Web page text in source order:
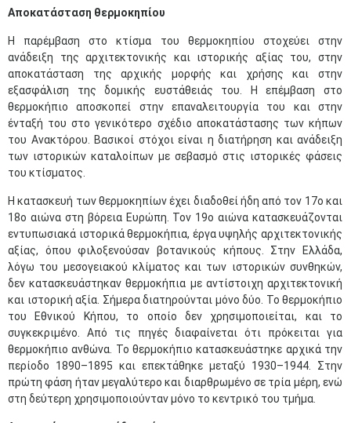
Αποκατάσταση θερμοκηπίου
Η παρέμβαση στο κτίσμα του θερμοκηπίου στοχεύει στην
ανάδειξη της αρχιτεκτονικής και ιστορικής αξίας του, στην
αποκατάσταση της αρχικής μορφής και χρήσης και στην
εξασφάλιση της δομικής ευστάθειάς του. Η επέμβαση στο
θερμοκήπιο αποσκοπεί στην επαναλειτουργία του και στην
ένταξή του στο γενικότερο σχέδιο αποκατάστασης των κήπων
του Ανακτόρου. Βασικοί στόχοι είναι η διατήρηση και ανάδειξη
των ιστορικών καταλοίπων με σεβασμό στις ιστορικές φάσεις
του κτίσματος.
Η κατασκευή των θερμοκηπίων έχει διαδοθεί ήδη από τον 17ο και
18ο αιώνα στη βόρεια Ευρώπη. Τον 19ο αιώνα κατασκευάζονται
εντυπωσιακά ιστορικά θερμοκήπια, έργα υψηλής αρχιτεκτονικής
αξίας, όπου φιλοξενούσαν βοτανικούς κήπους. Στην Ελλάδα,
λόγω του μεσογειακού κλίματος και των ιστορικών συνθηκών,
δεν κατασκευάστηκαν θερμοκήπια με αντίστοιχη αρχιτεκτονική
και ιστορική αξία. Σήμερα διατηρούνται μόνο δύο. Το θερμοκήπιο
του Εθνικού Κήπου, το οποίο δεν χρησιμοποιείται, και το
συγκεκριμένο. Από τις πηγές διαφαίνεται ότι πρόκειται για
θερμοκήπιο ανθώνα. Το θερμοκήπιο κατασκευάστηκε αρχικά την
περίοδο 1890–1895 και επεκτάθηκε μεταξύ 1930–1944. Στην
πρώτη φάση ήταν μεγαλύτερο και διαρθρωμένο σε τρία μέρη, ενώ
στη δεύτερη χρησιμοποιούνταν μόνο το κεντρικό του τμήμα.